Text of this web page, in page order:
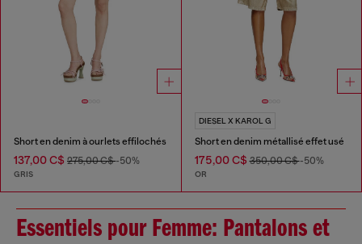
Short en denim à ourlets effilochés
137,00 C$ 275,00 C$-50%
GRIS
DIESEL X KAROL G
Short en denim métallisé effet usé
175,00 C$350,00 C$-50%
OR
Essentiels pour Femme: Pantalons et